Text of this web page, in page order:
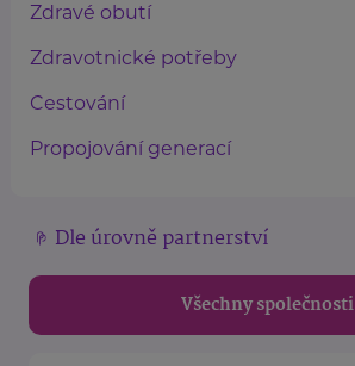
Zdravé obutí
Zdravotnické potřeby
Cestování
Propojování generací
Dle úrovně partnerství
Všechny společnosti